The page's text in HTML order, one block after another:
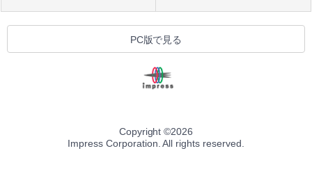
PC版で見る
Copyright ©2026
Impress Corporation. All rights reserved.